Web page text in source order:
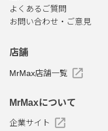
よくあるご質問
お問い合わせ・ご意見
店舗
MrMax店舗一覧
MrMaxについて
企業サイト